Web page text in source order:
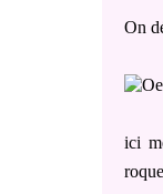
On
ici